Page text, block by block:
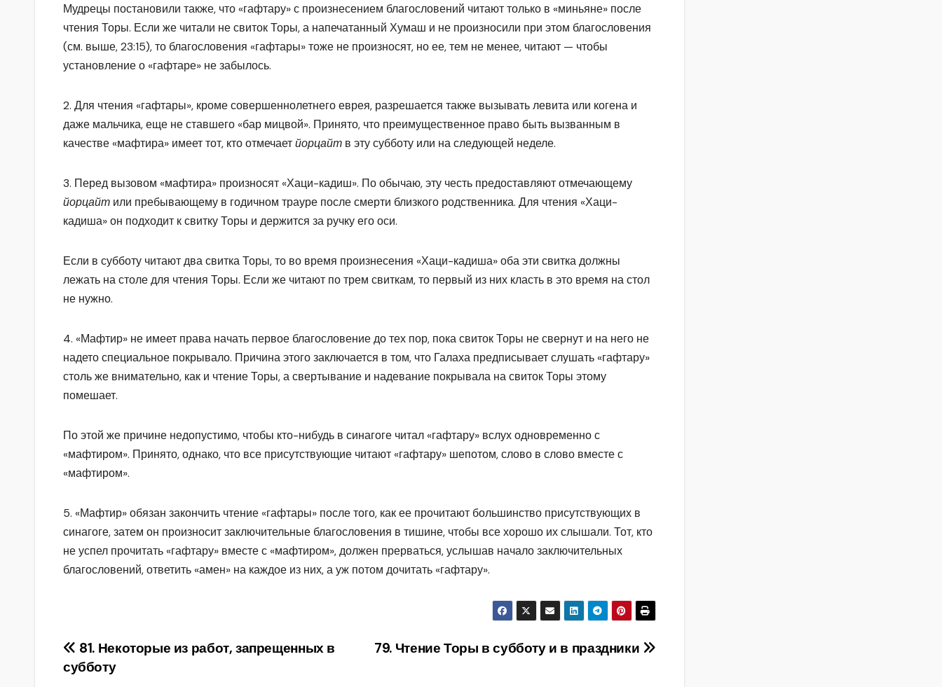
Мудрецы постановили также, что «гафтару» с произнесением благословений читают только в «миньяне» после
чтения Торы. Если же читали не свиток Торы, а напечатанный Хумаш и не произносили при этом благословения
(см. выше, 23:15), то благословения «гафтары» тоже не произносят, но ее, тем не менее, читают — чтобы
установление о «гафтаре» не забылось.
2. Для чтения «гафтары», кроме совершеннолетнего еврея, разрешается также вызывать левита или когена и
даже мальчика, еще не ставшего «бар мицвой». Принято, что преимущественное право быть вызванным в
качестве «мафтира» имеет тот, кто отмечаетйорцайт в эту субботу или на следующей неделе.
3. Перед вызовом «мафтира» произносят «Хаци-кадиш». По обычаю, эту честь предоставляют отмечающему
йорцайт или пребывающему в годичном трауре после смерти близкого родственника. Для чтения «Хаци-
кадиша» он подходит к свитку Торы и держится за ручку его оси.
Если в субботу читают два свитка Торы, то во время произнесения «Хаци-кадиша» оба эти свитка должны
лежать на столе для чтения Торы. Если же читают по трем свиткам, то первый из них класть в это время на стол
не нужно.
4. «Мафтир» не имеет права начать первое благословение до тех пор, пока свиток Торы не свернут и на него не
надето специальное покрывало. Причина этого заключается в том, что Галаха предписывает слушать «гафтару»
столь же внимательно, как и чтение Торы, а свертывание и надевание покрывала на свиток Торы этому
помешает.
По этой же причине недопустимо, чтобы кто-нибудь в синагоге читал «гафтару» вслух одновременно с
«мафтиром». Принято, однако, что все присутствующие читают «гафтару» шепотом, слово в слово вместе с
«мафтиром».
5. «Мафтир» обязан закончить чтение «гафтары» после того, как ее прочитают большинство присутствующих в
синагоге, затем он произносит заключительные благословения в тишине, чтобы все хорошо их слышали. Тот, кто
не успел прочитать «гафтару» вместе с «мафтиром», должен прерваться, услышав начало заключительных
благословений, ответить «амен» на каждое из них, а уж потом дочитать «гафтару».
Навигация
79. Чтение Торы в субботу и в праздники
81. Некоторые из работ, запрещенных в
субботу